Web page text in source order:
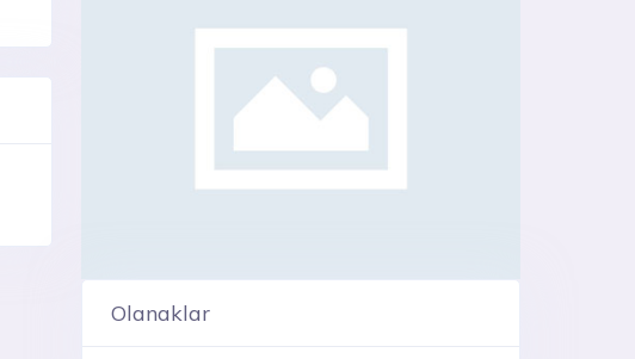
Olanaklar